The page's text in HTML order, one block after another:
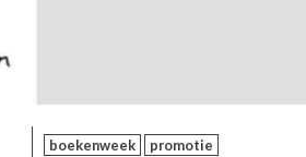
boekenweek promotie